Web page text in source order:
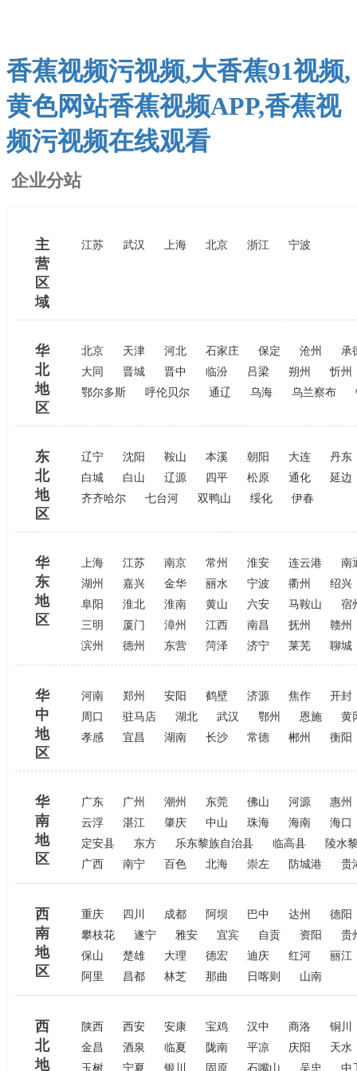
香蕉视频污视频,大香蕉91视频,
黄色网站香蕉视频APP,香蕉视
频污视频在线观看
企业分站
主
营
区
域
江苏 武汉 上海 北京 浙江 宁波
华
北
地
区
北京 天津 河北 石家庄 保定 沧州
承
大同
晋城 晋中 临汾 吕梁 朔州
忻州
鄂尔多斯
呼伦贝尔 通辽 乌海 乌兰察布
东
北
地
区
辽宁 沈阳 鞍山 本溪 朝阳 大连
丹东
白城
白山 辽源 四平 松原 通化
延边
齐齐哈尔
七台河 双鸭山 绥化 伊春
华
东
地
区
上海 江苏 南京 常州 淮安 连云港
南
湖州
嘉兴 金华 丽水 宁波 衢州
绍兴
阜阳
淮北 淮南 黄山 六安 马鞍山
宿
三明
厦门 漳州 江西 南昌 抚州
赣州
滨州
德州 东营 菏泽 济宁 莱芜 聊城
华
中
地
区
河南 郑州 安阳 鹤壁 济源 焦作
开封
周口
驻马店 湖北 武汉 鄂州 恩施
黄
孝感
宜昌 湖南 长沙 常德 郴州 衡阳
华
南
地
区
广东 广州 潮州 东莞 佛山 河源
惠州
云浮
湛江 肇庆 中山 珠海 海南
海口
定安县
东方 乐东黎族自治县 临高县
陵水
广西
南宁 百色 北海 崇左 防城港 贵
西
南
地
区
重庆 四川 成都 阿坝 巴中 达州
德阳
攀枝花
遂宁 雅安 宜宾 自贡 资阳
贵
保山
楚雄 大理 德宏 迪庆 红河
丽江
阿里
昌都 林芝 那曲 日喀则 山南
西
北
地
陕西 西安 安康 宝鸡 汉中 商洛
铜川
金昌
酒泉 临夏 陇南 平凉 庆阳
天水
玉树
宁夏 银川 固原 石嘴山 吴忠 中